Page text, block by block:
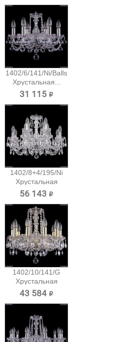
1402/6/141/Ni/Balls
Хрустальная...
31 115 ₽
1402/8+4/195/Ni
Хрустальная
подвесная...
56 143 ₽
1402/10/141/G
Хрустальная
подвесная...
43 584 ₽